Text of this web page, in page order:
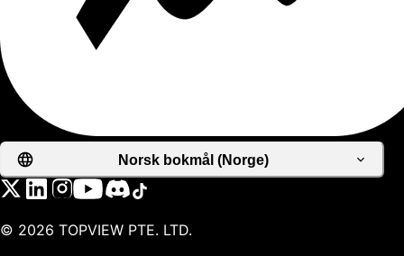
Norsk bokmål (Norge)
© 2026 TOPVIEW PTE. LTD.